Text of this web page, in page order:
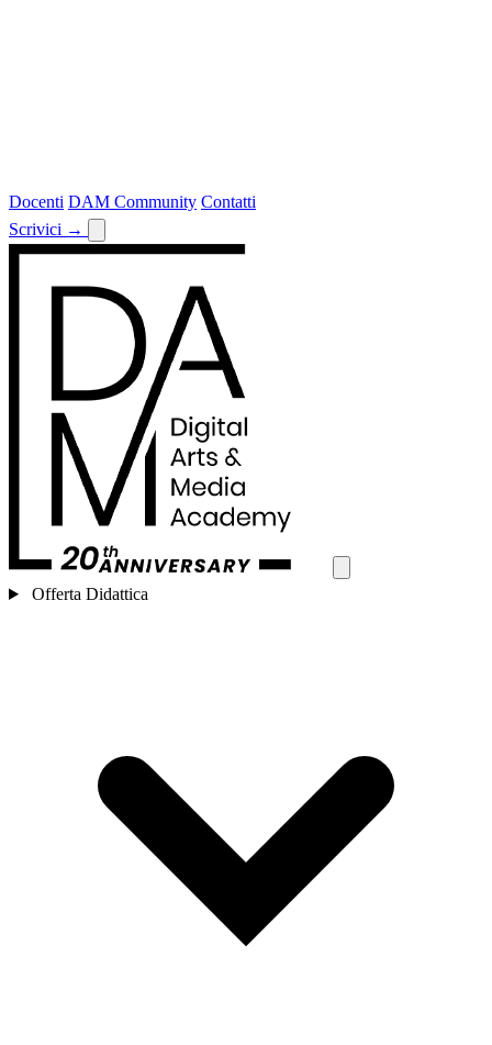
Docenti DAM Community Contatti
Scrivici →
Offerta Didattica